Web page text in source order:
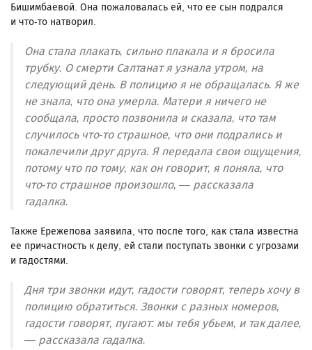
Бишимбаевой. Она пожаловалась ей, что ее сын подрался
и что-то натворил.
Она стала плакать, сильно плакала и я бросила
трубку. О смерти Салтанат я узнала утром, на
следующий день. В полицию я не обращалась. Я же
не знала, что она умерла. Матери я ничего не
сообщала, просто позвонила и сказала, что там
случилось что-то страшное, что они подрались и
покалечили друг друга. Я передала свои ощущения,
потому что по тому, как он говорит, я поняла, что
что-то страшное произошло, — рассказала
гадалка.
Также Ережепова заявила, что после того, как стала известна
ее причастность к делу, ей стали поступать звонки с угрозами
и гадостями.
Дня три звонки идут, гадости говорят, теперь хочу в
полицию обратиться. Звонки с разных номеров,
гадости говорят, пугают: мы тебя убьем, и так далее,
— рассказала гадалка.